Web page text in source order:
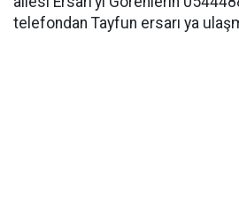
telefondan Tayfun ersarı ya